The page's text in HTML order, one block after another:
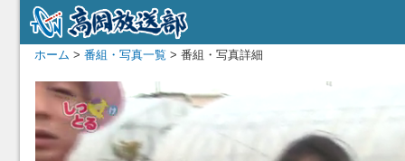
ホーム > 番組・写真一覧 > 番組・写真詳細